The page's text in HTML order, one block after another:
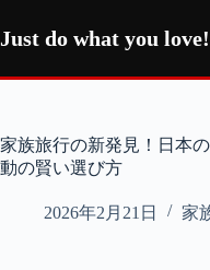
ン
ン
ス
キ
Just do what you love!
家族旅行の新発見！日本
動の賢い選び方
2026年2月21日 家